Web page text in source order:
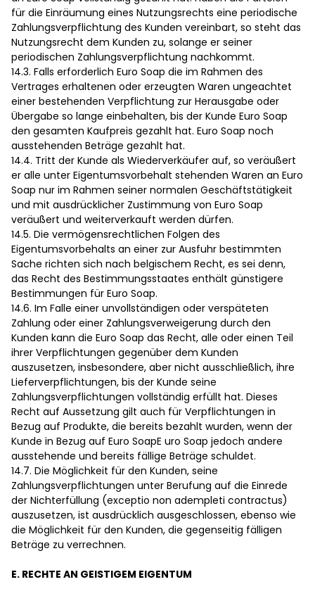
für die Einräumung eines Nutzungsrechts eine periodische
Zahlungsverpflichtung des Kunden vereinbart, so steht das
Nutzungsrecht dem Kunden zu, solange er seiner
periodischen Zahlungsverpflichtung nachkommt.
14.3. Falls erforderlich Euro Soap die im Rahmen des
Vertrages erhaltenen oder erzeugten Waren ungeachtet
einer bestehenden Verpflichtung zur Herausgabe oder
Übergabe so lange einbehalten, bis der Kunde Euro Soap
den gesamten Kaufpreis gezahlt hat. Euro Soap noch
ausstehenden Beträge gezahlt hat.
14.4. Tritt der Kunde als Wiederverkäufer auf, so veräußert
er alle unter Eigentumsvorbehalt stehenden Waren an Euro
Soap nur im Rahmen seiner normalen Geschäftstätigkeit
und mit ausdrücklicher Zustimmung von Euro Soap
veräußert und weiterverkauft werden dürfen.
14.5. Die vermögensrechtlichen Folgen des
Eigentumsvorbehalts an einer zur Ausfuhr bestimmten
Sache richten sich nach belgischem Recht, es sei denn,
das Recht des Bestimmungsstaates enthält günstigere
Bestimmungen für Euro Soap.
14.6. Im Falle einer unvollständigen oder verspäteten
Zahlung oder einer Zahlungsverweigerung durch den
Kunden kann die Euro Soap das Recht, alle oder einen Teil
ihrer Verpflichtungen gegenüber dem Kunden
auszusetzen, insbesondere, aber nicht ausschließlich, ihre
Lieferverpflichtungen, bis der Kunde seine
Zahlungsverpflichtungen vollständig erfüllt hat. Dieses
Recht auf Aussetzung gilt auch für Verpflichtungen in
Bezug auf Produkte, die bereits bezahlt wurden, wenn der
Kunde in Bezug auf Euro SoapE uro Soap jedoch andere
ausstehende und bereits fällige Beträge schuldet.
14.7. Die Möglichkeit für den Kunden, seine
Zahlungsverpflichtungen unter Berufung auf die Einrede
der Nichterfüllung (exceptio non adempleti contractus)
auszusetzen, ist ausdrücklich ausgeschlossen, ebenso wie
die Möglichkeit für den Kunden, die gegenseitig fälligen
Beträge zu verrechnen.
E. RECHTE AN GEISTIGEM EIGENTUM